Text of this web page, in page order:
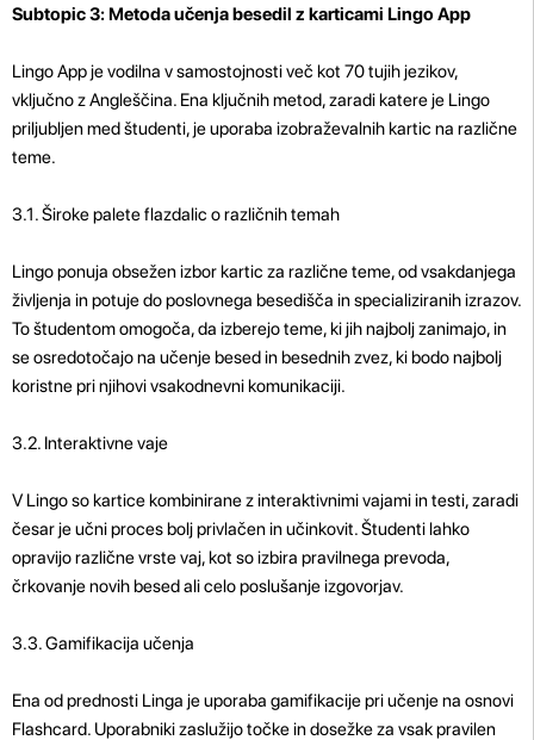
Subtopic 3: Metoda učenja besedil z karticami Lingo App
Lingo App je vodilna v samostojnosti več kot 70 tujih jezikov,
vključno z Angleščina. Ena ključnih metod, zaradi katere je Lingo
priljubljen med študenti, je uporaba izobraževalnih kartic na različne
teme.
3.1. Široke palete flazdalic o različnih temah
Lingo ponuja obsežen izbor kartic za različne teme, od vsakdanjega
življenja in potuje do poslovnega besedišča in specializiranih izrazov.
To študentom omogoča, da izberejo teme, ki jih najbolj zanimajo, in
se osredotočajo na učenje besed in besednih zvez, ki bodo najbolj
koristne pri njihovi vsakodnevni komunikaciji.
3.2. Interaktivne vaje
V Lingo so kartice kombinirane z interaktivnimi vajami in testi, zaradi
česar je učni proces bolj privlačen in učinkovit. Študenti lahko
opravijo različne vrste vaj, kot so izbira pravilnega prevoda,
črkovanje novih besed ali celo poslušanje izgovorjav.
3.3. Gamifikacija učenja
Ena od prednosti Linga je uporaba gamifikacije pri učenje na osnovi
Flashcard. Uporabniki zaslužijo točke in dosežke za vsak pravilen